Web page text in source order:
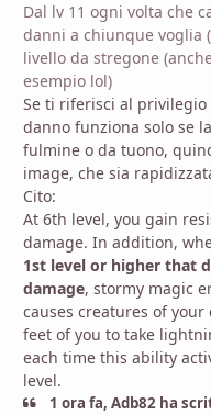
Dal lv 11 ogni volta che
danni a chiunque voglia
livello da stregone
esempio lol)
Se ti riferisci al
danno funziona solo se
fulmine o da tuono,
image, che sia
Cito:
At 6th level, you gain
damage. In addition,
1st level or higher that
damage, stormy magic
causes creatures of
feet of you to take
each time this ability
level.
1 ora fa, Adb82 ha